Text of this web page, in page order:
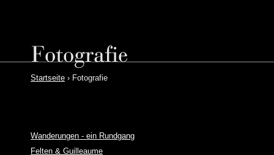
Startseite › Fotografie
Wanderungen - ein Rundgang
Felten & Guilleaume